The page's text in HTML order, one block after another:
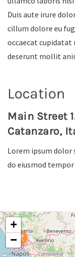
Duis aute irure
cillum dolore eu
occaecat cupidatat
deserunt mollit
Location
Main Street
Catanzaro,
Lorem ipsum
do eiusmod
+
−